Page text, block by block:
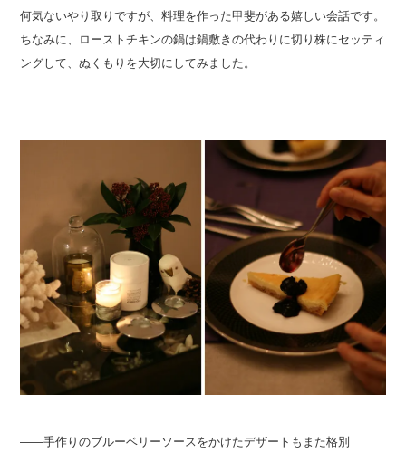
何気ないやり取りですが、料理を作った甲斐がある嬉しい会話です。
ちなみに、ローストチキンの鍋は鍋敷きの代わりに切り株にセッティ
ングして、ぬくもりを大切にしてみました。
――手作りのブルーベリーソースをかけたデザートもまた格別